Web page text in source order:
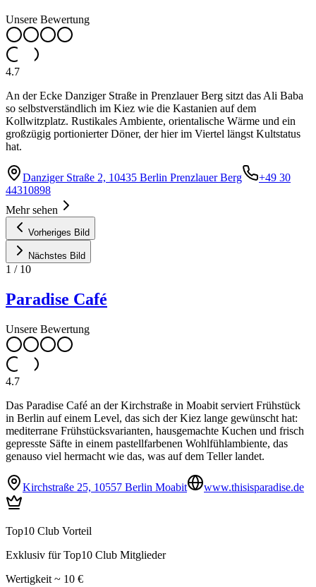
Unsere Bewertung
4.7
An der Ecke Danziger Straße in Prenzlauer Berg sitzt das Ali Baba
so selbstverständlich im Kiez wie die Kastanien auf dem
Kollwitzplatz. Rustikales Ambiente, orientalische Wärme und ein
großzügig portionierter Döner, der hier im Viertel längst Kultstatus
hat.
Danziger Straße 2, 10435 Berlin Prenzlauer Berg
+49 30
44310898
Mehr sehen
Vorheriges Bild
Nächstes Bild
1 / 10
Paradise Café
Unsere Bewertung
4.7
Das Paradise Café an der Kirchstraße in Moabit serviert Frühstück
in Berlin auf einem Level, das sich der Kiez lange gewünscht hat:
mediterrane Frühstücksvarianten, hausgemachte Kuchen und frisch
gepresste Säfte in einem pastellfarbenen Wohlfühlambiente, das
genauso viel hermacht wie das, was auf dem Teller landet.
Kirchstraße 25, 10557 Berlin Moabit www.thisisparadise.de
Top10 Club Vorteil
Exklusiv für Top10 Club Mitglieder
Wertigkeit ~ 10 €